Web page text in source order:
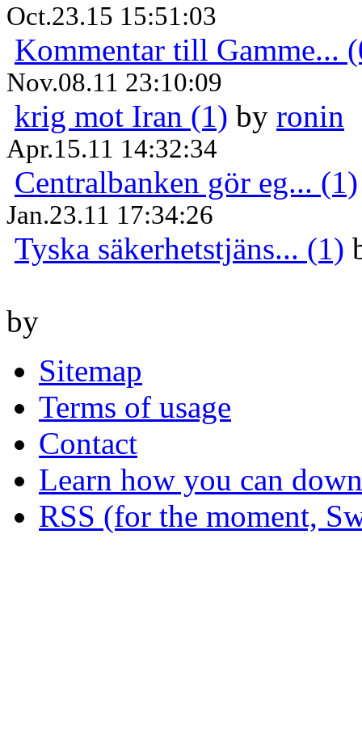
Oct.23.15 15:51:03
Kommentar till Gamme...
Nov.08.11 23:10:09
krig mot Iran (1) by ronin
Apr.15.11 14:32:34
Centralbanken gör eg... (1)
Jan.23.11 17:34:26
Tyska säkerhetstjäns... (1)
by
Sitemap
Terms of usage
Contact
Learn how you can
RSS (for the moment,